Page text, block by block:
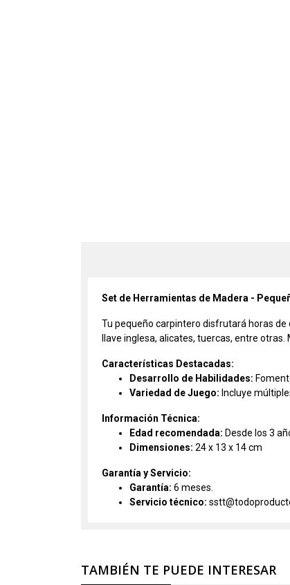
Set de Herramientas de Madera -
Tu pequeño carpintero disfrutará horas
llave inglesa, alicates, tuercas, entre
Características Destacadas:
Desarrollo de Habilidades:
Variedad de Juego: Incluye
Información Técnica:
Edad recomendada: Desde los 3
Dimensiones: 24 x 13 x 14 cm
Garantía y Servicio:
Garantía: 6 meses.
Servicio técnico:
TAMBIÉN TE PUEDE INTERESAR